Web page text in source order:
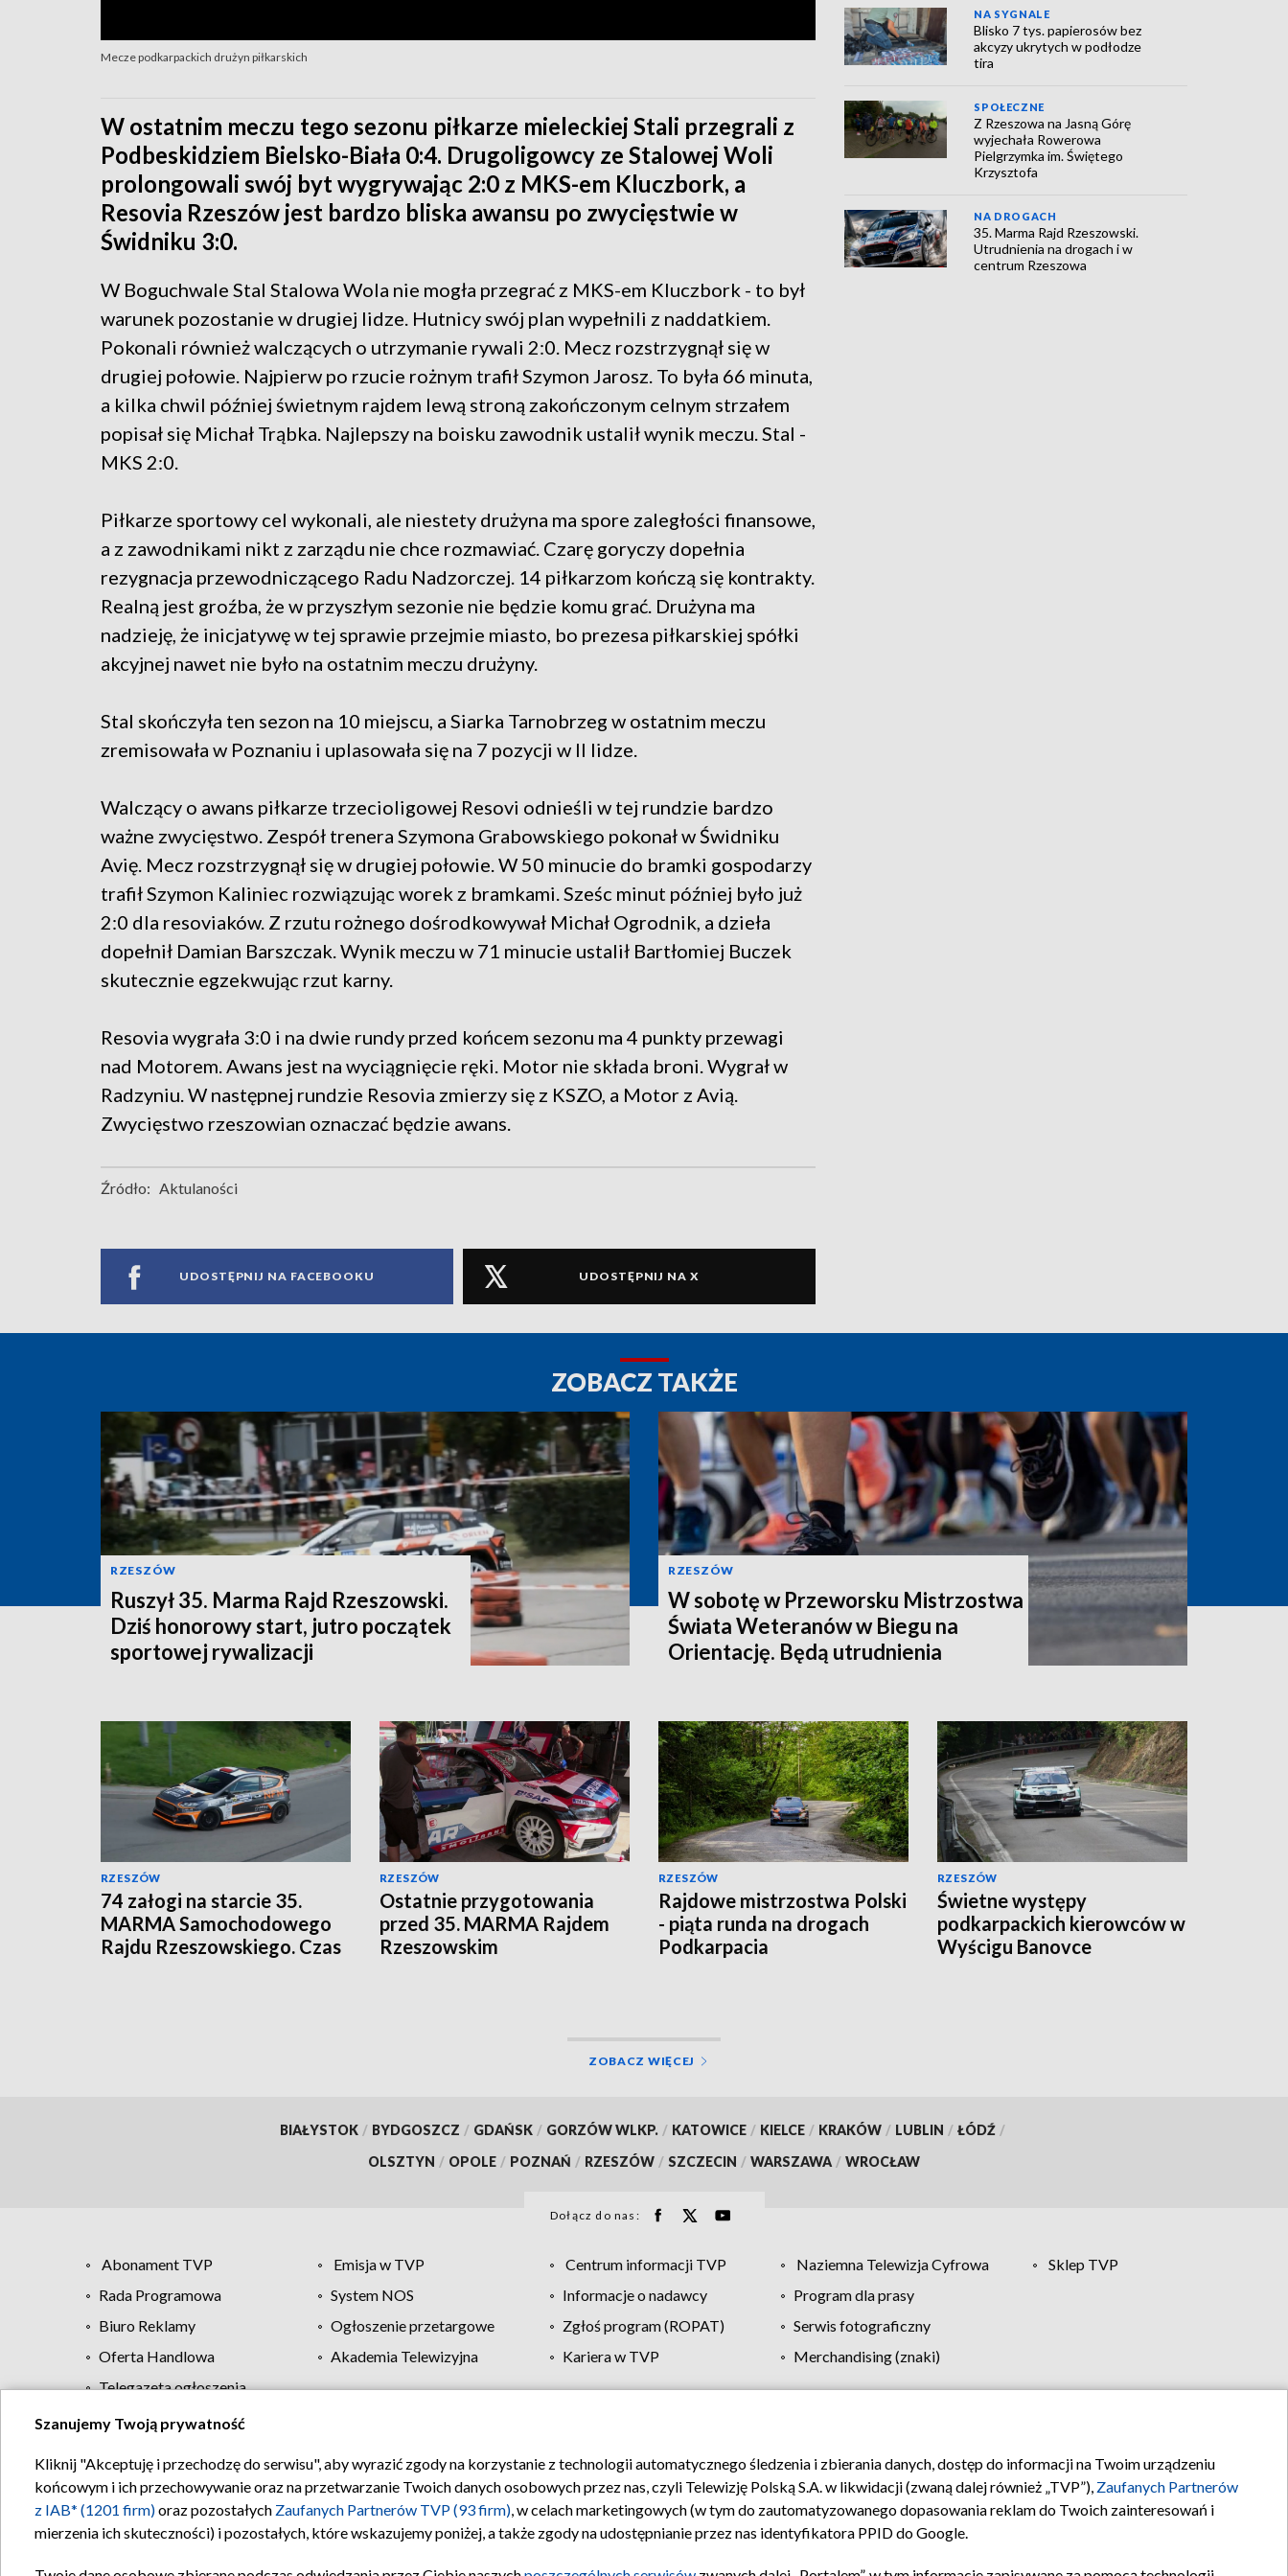
Mecze podkarpackich drużyn piłkarskich
W ostatnim meczu tego sezonu piłkarze mieleckiej Stali przegrali z
Podbeskidziem Bielsko-Biała 0:4. Drugoligowcy ze Stalowej Woli
prolongowali swój byt wygrywając 2:0 z MKS-em Kluczbork, a
Resovia Rzeszów jest bardzo bliska awansu po zwycięstwie w
Świdniku 3:0.
W Boguchwale Stal Stalowa Wola nie mogła przegrać z MKS-em Kluczbork - to był
warunek pozostanie w drugiej lidze. Hutnicy swój plan wypełnili z naddatkiem.
Pokonali również walczących o utrzymanie rywali 2:0. Mecz rozstrzygnął się w
drugiej połowie. Najpierw po rzucie rożnym trafił Szymon Jarosz. To była 66 minuta,
a kilka chwil później świetnym rajdem lewą stroną zakończonym celnym strzałem
popisał się Michał Trąbka. Najlepszy na boisku zawodnik ustalił wynik meczu. Stal -
MKS 2:0.
Piłkarze sportowy cel wykonali, ale niestety drużyna ma spore zaległości finansowe,
a z zawodnikami nikt z zarządu nie chce rozmawiać. Czarę goryczy dopełnia
rezygnacja przewodniczącego Radu Nadzorczej. 14 piłkarzom kończą się kontrakty.
Realną jest groźba, że w przyszłym sezonie nie będzie komu grać. Drużyna ma
nadzieję, że inicjatywę w tej sprawie przejmie miasto, bo prezesa piłkarskiej spółki
akcyjnej nawet nie było na ostatnim meczu drużyny.
Stal skończyła ten sezon na 10 miejscu, a Siarka Tarnobrzeg w ostatnim meczu
zremisowała w Poznaniu i uplasowała się na 7 pozycji w II lidze.
Walczący o awans piłkarze trzecioligowej Resovi odnieśli w tej rundzie bardzo
ważne zwycięstwo. Zespół trenera Szymona Grabowskiego pokonał w Świdniku
Avię. Mecz rozstrzygnął się w drugiej połowie. W 50 minucie do bramki gospodarzy
trafił Szymon Kaliniec rozwiązując worek z bramkami. Sześc minut później było już
2:0 dla resoviaków. Z rzutu rożnego dośrodkowywał Michał Ogrodnik, a dzieła
dopełnił Damian Barszczak. Wynik meczu w 71 minucie ustalił Bartłomiej Buczek
skutecznie egzekwując rzut karny.
Resovia wygrała 3:0 i na dwie rundy przed końcem sezonu ma 4 punkty przewagi
nad Motorem. Awans jest na wyciągnięcie ręki. Motor nie składa broni. Wygrał w
Radzyniu. W następnej rundzie Resovia zmierzy się z KSZO, a Motor z Avią.
Zwycięstwo rzeszowian oznaczać będzie awans.
Źródło: Aktulaności
UDOSTĘPNIJ NA FACEBOOKU UDOSTĘPNIJ NA X
NA SYGNALE
Blisko 7 tys. papierosów bez
akcyzy ukrytych w podłodze
tira
SPOŁECZNE
Z Rzeszowa na Jasną Górę
wyjechała Rowerowa
Pielgrzymka im. Świętego
Krzysztofa
NA DROGACH
35. Marma Rajd Rzeszowski.
Utrudnienia na drogach i w
centrum Rzeszowa
ZOBACZ TAKŻE
RZESZÓW
Ruszył 35. Marma Rajd Rzeszowski.
Dziś honorowy start, jutro początek
sportowej rywalizacji
RZESZÓW
W sobotę w Przeworsku Mistrzostwa
Świata Weteranów w Biegu na
Orientację. Będą utrudnienia
RZESZÓW
74 załogi na starcie 35.
MARMA Samochodowego
Rajdu Rzeszowskiego. Czas
RZESZÓW
Ostatnie przygotowania
przed 35. MARMA Rajdem
Rzeszowskim
RZESZÓW
Rajdowe mistrzostwa Polski
- piąta runda na drogach
Podkarpacia
RZESZÓW
Świetne występy
podkarpackich kierowców w
Wyścigu Banovce
ZOBACZ WIĘCEJ
BIAŁYSTOK / BYDGOSZCZ / GDAŃSK / GORZÓW WLKP. / KATOWICE / KIELCE / KRAKÓW / LUBLIN / ŁÓDŹ /
OLSZTYN / OPOLE / POZNAŃ / RZESZÓW / SZCZECIN / WARSZAWA / WROCŁAW
Dołącz do nas:
Abonament TVP Emisja w TVP Centrum informacji TVP Naziemna Telewizja Cyfrowa
Sklep TVP
Rada Programowa
System NOS Informacje o nadawcy
Program dla prasy
Biuro Reklamy
Ogłoszenie przetargowe Zgłoś program (ROPAT)
Serwis fotograficzny
Oferta Handlowa
Akademia Telewizyjna Kariera w TVP
Merchandising (znaki)
Telegazeta ogłoszenia
Regulamin TVP Polityka prywatności Moje zgody Pomoc Biuro reklamy Kontakt
Szanujemy Twoją prywatność
Kliknij "Akceptuję i przechodzę do serwisu", aby wyrazić zgody na korzystanie z technologii automatycznego śledzenia i zbierania danych, dostęp do informacji na Twoim urządzeniu
końcowym i ich przechowywanie oraz na przetwarzanie Twoich danych osobowych przez nas, czyli Telewizję Polską S.A. w likwidacji (zwaną dalej również „TVP”), Zaufanych Partnerów
z IAB* (1201 firm)oraz pozostałych Zaufanych Partnerów TVP (93 firm), w celach marketingowych (w tym do zautomatyzowanego dopasowania reklam do Twoich zainteresowań i
mierzenia ich skuteczności) i pozostałych, które wskazujemy poniżej, a także zgody na udostępnianie przez nas identyfikatora PPID do Google.